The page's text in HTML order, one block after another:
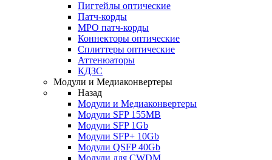
Пигтейлы оптические
Патч-корды
MPO патч-корды
Коннекторы оптические
Сплиттеры оптические
Аттенюаторы
КДЗС
Модули и Медиаконвертеры
Назад
Модули и Медиаконвертеры
Модули SFP 155MB
Модули SFP 1Gb
Модули SFP+ 10Gb
Модули QSFP 40Gb
Модули для CWDM